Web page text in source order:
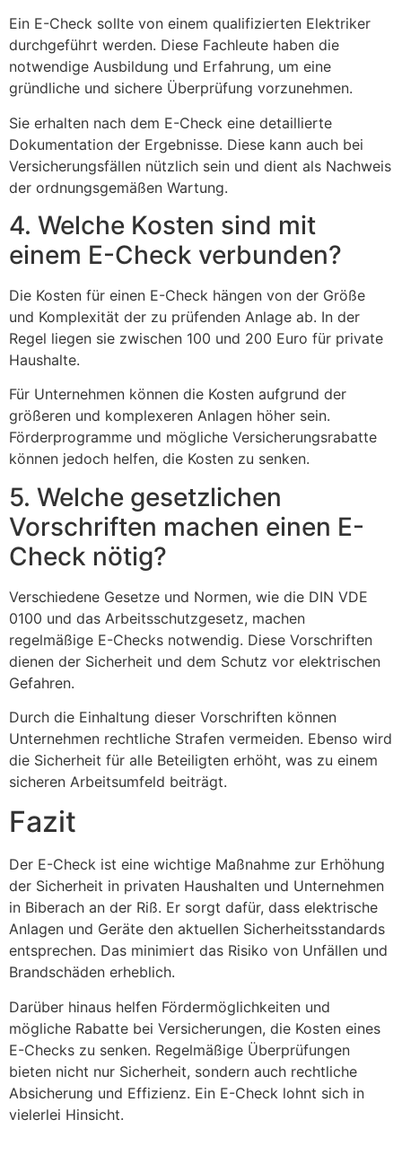
Ein E-Check sollte von einem qualifizierten Elektriker
durchgeführt werden. Diese Fachleute haben die
notwendige Ausbildung und Erfahrung, um eine
gründliche und sichere Überprüfung vorzunehmen.
Sie erhalten nach dem E-Check eine detaillierte
Dokumentation der Ergebnisse. Diese kann auch bei
Versicherungsfällen nützlich sein und dient als Nachweis
der ordnungsgemäßen Wartung.
4. Welche Kosten sind mit
einem E-Check verbunden?
Die Kosten für einen E-Check hängen von der Größe
und Komplexität der zu prüfenden Anlage ab. In der
Regel liegen sie zwischen 100 und 200 Euro für private
Haushalte.
Für Unternehmen können die Kosten aufgrund der
größeren und komplexeren Anlagen höher sein.
Förderprogramme und mögliche Versicherungsrabatte
können jedoch helfen, die Kosten zu senken.
5. Welche gesetzlichen
Vorschriften machen einen E-
Check nötig?
Verschiedene Gesetze und Normen, wie die DIN VDE
0100 und das Arbeitsschutzgesetz, machen
regelmäßige E-Checks notwendig. Diese Vorschriften
dienen der Sicherheit und dem Schutz vor elektrischen
Gefahren.
Durch die Einhaltung dieser Vorschriften können
Unternehmen rechtliche Strafen vermeiden. Ebenso wird
die Sicherheit für alle Beteiligten erhöht, was zu einem
sicheren Arbeitsumfeld beiträgt.
Fazit
Der E-Check ist eine wichtige Maßnahme zur Erhöhung
der Sicherheit in privaten Haushalten und Unternehmen
in Biberach an der Riß. Er sorgt dafür, dass elektrische
Anlagen und Geräte den aktuellen Sicherheitsstandards
entsprechen. Das minimiert das Risiko von Unfällen und
Brandschäden erheblich.
Darüber hinaus helfen Fördermöglichkeiten und
mögliche Rabatte bei Versicherungen, die Kosten eines
E-Checks zu senken. Regelmäßige Überprüfungen
bieten nicht nur Sicherheit, sondern auch rechtliche
Absicherung und Effizienz. Ein E-Check lohnt sich in
vielerlei Hinsicht.